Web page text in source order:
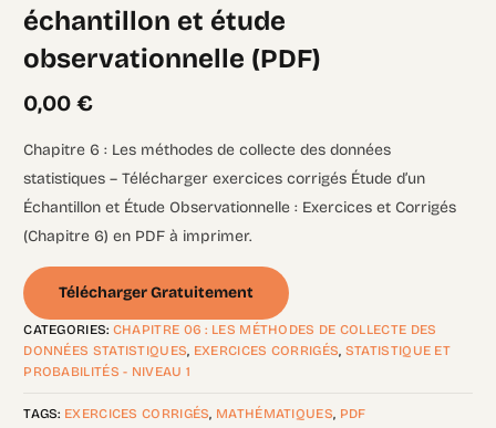
échantillon et étude
observationnelle (PDF)
0,00€
Chapitre 6 : Les méthodes de collecte des données
statistiques – Télécharger exercices corrigés Étude d’un
Échantillon et Étude Observationnelle : Exercices et Corrigés
(Chapitre 6) en PDF à imprimer.
Télécharger Gratuitement
CATEGORIES: CHAPITRE 06 : LES MÉTHODES DE COLLECTE DES
DONNÉES STATISTIQUES, EXERCICES CORRIGÉS, STATISTIQUE ET
PROBABILITÉS - NIVEAU 1
TAGS: EXERCICES CORRIGÉS, MATHÉMATIQUES, PDF